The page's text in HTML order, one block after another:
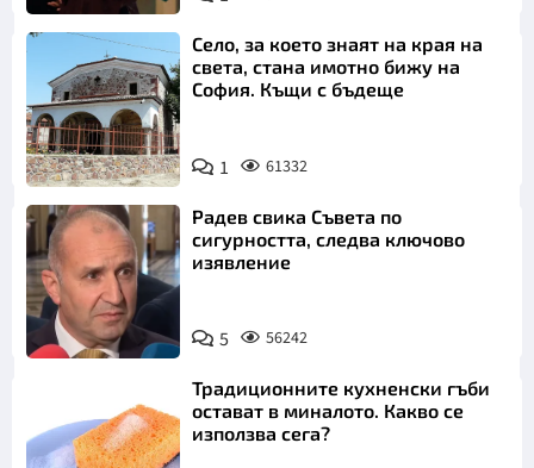
Село, за което знаят на края на
света, стана имотно бижу на
София. Къщи с бъдеще
1 61332
Радев свика Съвета по
сигурността, следва ключово
изявление
5 56242
Традиционните кухненски гъби
остават в миналото. Какво се
използва сега?